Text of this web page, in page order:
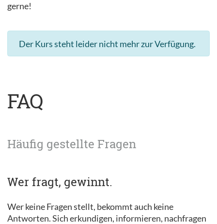
gerne!
Der Kurs steht leider nicht mehr zur Verfügung.
FAQ
Häufig gestellte Fragen
Wer fragt, gewinnt.
Wer keine Fragen stellt, bekommt auch keine
Antworten. Sich erkundigen, informieren, nachfragen